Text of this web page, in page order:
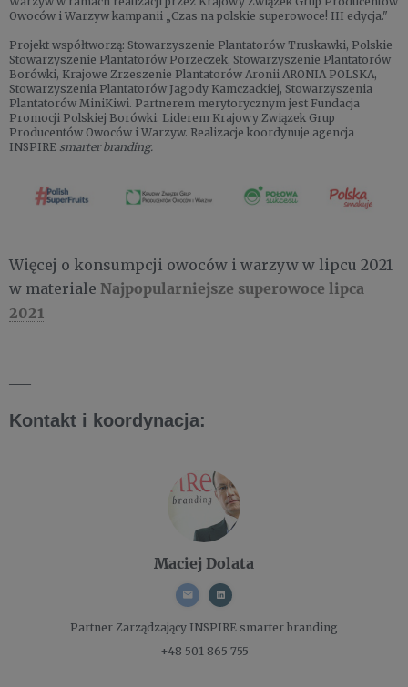
Owoców i Warzyw kampanii „Czas na polskie superowoce! III edycja."
Projekt współtworzą: Stowarzyszenie Plantatorów Truskawki, Polskie
Stowarzyszenie Plantatorów Porzeczek, Stowarzyszenie Plantatorów
Borówki, Krajowe Zrzeszenie Plantatorów Aronii ARONIA POLSKA,
Stowarzyszenia Plantatorów Jagody Kamczackiej, Stowarzyszenia
Plantatorów MiniKiwi. Partnerem merytorycznym jest Fundacja
Promocji Polskiej Borówki. Liderem Krajowy Związek Grup
Producentów Owoców i Warzyw. Realizacje koordynuje agencja
INSPIRE smarter branding.
Więcej o konsumpcji owoców i warzyw w lipcu 2021
w materiale Najpopularniejsze superowoce lipca
2021
Kontakt i koordynacja:
Maciej Dolata
Partner Zarządzający INSPIRE smarter branding
+48 501 865 755